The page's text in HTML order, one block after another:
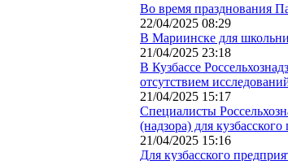
Во время празднования
22/04/2025 08:29
В Мариинске для
21/04/2025 23:18
В Кузбассе
отсутствием
21/04/2025 15:17
Специалисты
(надзора) для
21/04/2025 15:16
Для кузбасского